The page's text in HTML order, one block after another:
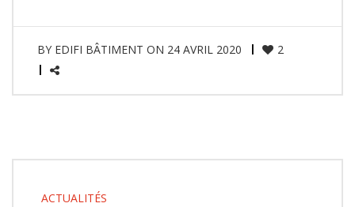
BY EDIFI BÂTIMENT ON 24 AVRIL 2020 2
ACTUALITÉS